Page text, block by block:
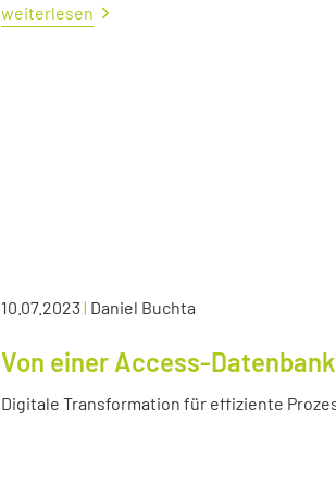
weiterlesen
10.07.2023| Daniel Buchta
Von einer Access-
Digitale Transformation für effiziente